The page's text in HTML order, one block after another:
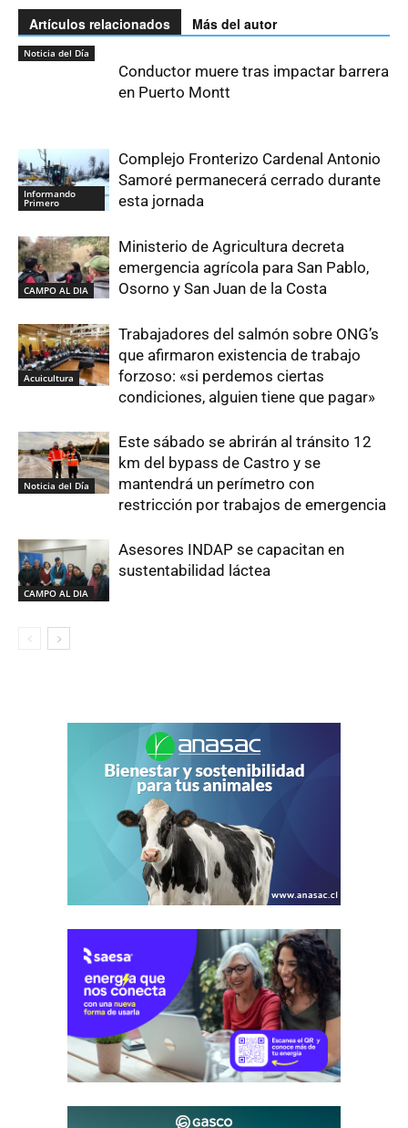
Artículos relacionados Más del autor
Noticia del Día
Conductor muere tras impactar barrera
en Puerto Montt
Informando
Primero
Complejo Fronterizo Cardenal Antonio
Samoré permanecerá cerrado durante
esta jornada
CAMPO AL DIA
Ministerio de Agricultura decreta
emergencia agrícola para San Pablo,
Osorno y San Juan de la Costa
Acuicultura
Trabajadores del salmón sobre ONG’s
que afirmaron existencia de trabajo
forzoso: «si perdemos ciertas
condiciones, alguien tiene que pagar»
Noticia del Día
Este sábado se abrirán al tránsito 12
km del bypass de Castro y se
mantendrá un perímetro con
restricción por trabajos de emergencia
CAMPO AL DIA
Asesores INDAP se capacitan en
sustentabilidad láctea